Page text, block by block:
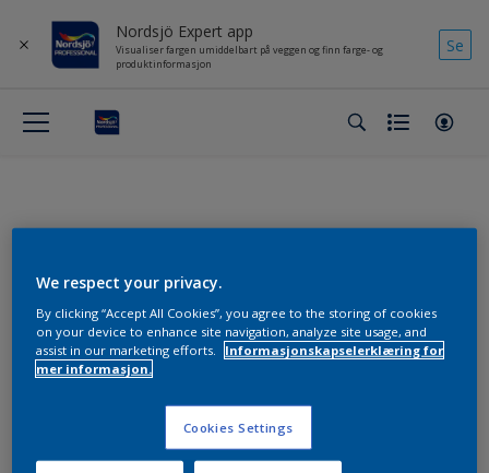
Nordsjö Expert app
Visualiser fargen umiddelbart på veggen og finn farge- og
produktinformasjon
Se
Handleliste
Skriv notat her
We respect your privacy.
By clicking “Accept All Cookies”, you agree to the storing of cookies
on your device to enhance site navigation, analyze site usage, and
assist in our marketing efforts.
Informasjonskapselerklæring for
mer informasjon.
Cookies Settings